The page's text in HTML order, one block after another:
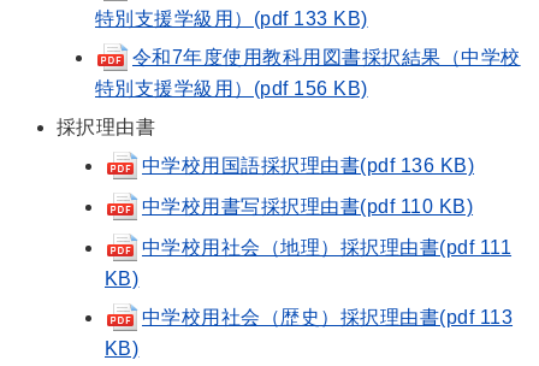
特別支援学級用）(pdf 133 KB)
令和7年度使用教科用図書採択結果（中学校
特別支援学級用）(pdf 156 KB)
採択理由書
中学校用国語採択理由書(pdf 136 KB)
中学校用書写採択理由書(pdf 110 KB)
中学校用社会（地理）採択理由書(pdf 111
KB)
中学校用社会（歴史）採択理由書(pdf 113
KB)